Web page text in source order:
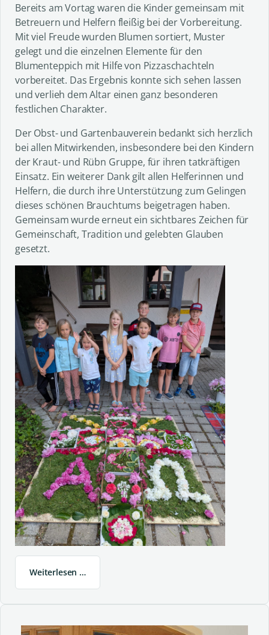
Bereits am Vortag waren die Kinder gemeinsam mit
Betreuern und Helfern fleißig bei der Vorbereitung.
Mit viel Freude wurden Blumen sortiert, Muster
gelegt und die einzelnen Elemente für den
Blumenteppich mit Hilfe von Pizzaschachteln
vorbereitet. Das Ergebnis konnte sich sehen lassen
und verlieh dem Altar einen ganz besonderen
festlichen Charakter.
Der Obst- und Gartenbauverein bedankt sich herzlich
bei allen Mitwirkenden, insbesondere bei den Kindern
der Kraut- und Rübn Gruppe, für ihren tatkräftigen
Einsatz. Ein weiterer Dank gilt allen Helferinnen und
Helfern, die durch ihre Unterstützung zum Gelingen
dieses schönen Brauchtums beigetragen haben.
Gemeinsam wurde erneut ein sichtbares Zeichen für
Gemeinschaft, Tradition und gelebten Glauben
gesetzt.
Weiterlesen …